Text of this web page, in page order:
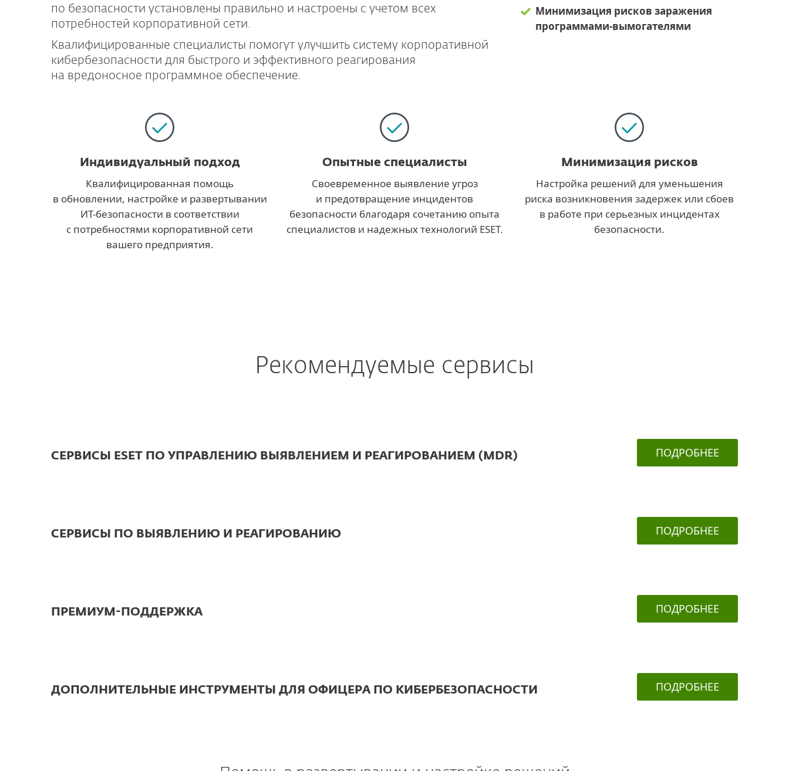
по безопасности установлены правильно и настроены с учетом всех
потребностей корпоративной сети.
Квалифицированные специалисты помогут улучшить систему корпоративной
кибербезопасности для быстрого и эффективного реагирования
на вредоносное программное обеспечение.
Минимизация рисков заражения
программами-вымогателями
Индивидуальный подход
Квалифицированная помощь
в обновлении, настройке и развертывании
ИT-безопасности в соответствии
с потребностями корпоративной сети
вашего предприятия.
Опытные специалисты
Своевременное выявление угроз
и предотвращение инцидентов
безопасности благодаря сочетанию опыта
специалистов и надежных технологий ESET.
Минимизация рисков
Настройка решений для уменьшения
риска возникновения задержек или сбоев
в работе при серьезных инцидентах
безопасности.
Рекомендуемые сервисы
СЕРВИСЫ ESET ПО УПРАВЛЕНИЮ ВЫЯВЛЕНИЕМ И РЕАГИРОВАНИЕМ (MDR) ПОДРОБНЕЕ
СЕРВИСЫ ПО ВЫЯВЛЕНИЮ И РЕАГИРОВАНИЮ ПОДРОБНЕЕ
ПРЕМИУМ-ПОДДЕРЖКА ПОДРОБНЕЕ
ДОПОЛНИТЕЛЬНЫЕ ИНСТРУМЕНТЫ ДЛЯ ОФИЦЕРА ПО КИБЕРБЕЗОПАСНОСТИ ПОДРОБНЕЕ